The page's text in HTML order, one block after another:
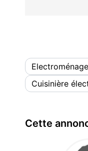
Cuisinière
Cette